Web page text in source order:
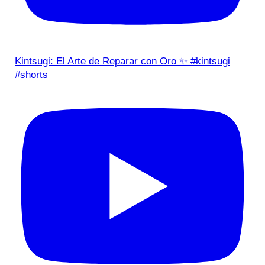
Kintsugi: El Arte de Reparar con Oro ✨ #kintsugi
#shorts